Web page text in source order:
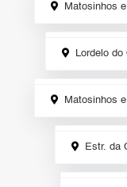
Matosinhos
Lordelo
Matosinhos
Estr. da